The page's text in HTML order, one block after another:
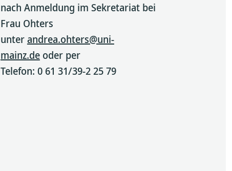
nach Anmeldung im Sekretariat bei
Frau Ohters
unterandrea.ohters@uni-
mainz.deoder per
Telefon: 0 61 31/39-2 25 79